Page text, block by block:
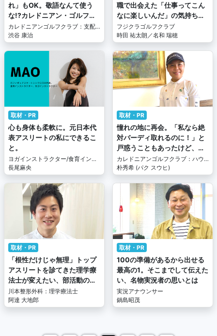
れ」もOK。敬語なんて使う
な!?カレドニアン・ゴルフク
ラブの支配人が作る"超アット
ホーム"とは
カレドニアンゴルフクラブ：支配
人
渋谷 康治
職で出会えた「仕事ってこん
なに楽しいんだ」の気持ち。
～スポジョバ採用ファイル#7
～
フジクラゴルフクラブ
時田 祐太朗／名和 瑞穂
取材・PR
心も身体も柔軟に。元日本代
表アスリートの私にできるこ
と。
ヨガインストラクター/食育インス
トラクター
長尾麻央
取材・PR
憧れの地に再会。「私なら絶
対バーディ取れるのに！」と
戸惑うこともあったけど、こ
れからは誰かのために働きた
い。～スポジョバ採用ファイ
カレドニアンゴルフクラブ：ハウ
スキャディ
朴秀希 (パク スウヒ)
取材・PR
「根性だけじゃ無理」トップ
アスリートを診てきた理学療
法士が変えたい、部活動の在
り方とスポーツそのものの文
化とは？
川本整形外科：理学療法士
阿達 大地郎
取材・PR
100の準備があるから出せる
最高の1。そこまでして伝えた
い、名物実況者の思いとは
実況アナウンサー
鍋島昭茂